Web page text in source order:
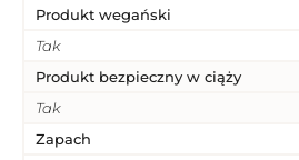
Produkt wegański
Tak
Produkt bezpieczny w ciąży
Tak
Zapach